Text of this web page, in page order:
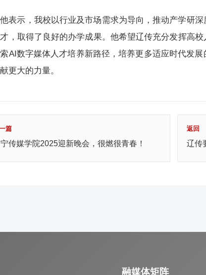
他表示，我校以行业及市场需求为导向，推动产学研
，取得了良好的办学成果。他希望辽传充分发挥高
AI数字媒体人才培养新路径，培养更多适应时代发
更大的力量。
篇
传媒学院2025迎新晚会，很燃很青春！
返回
辽传
融媒体矩阵